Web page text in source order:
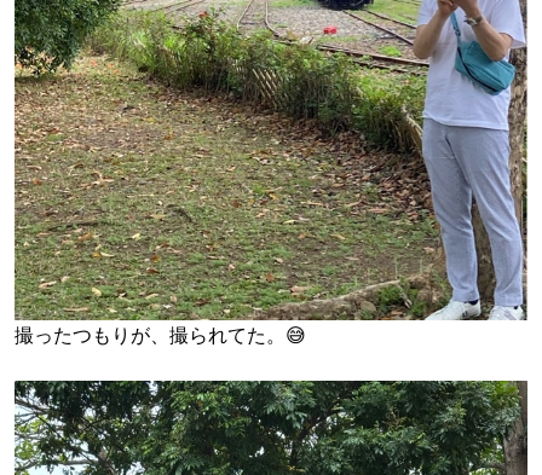
撮ったつもりが、撮られてた。😅